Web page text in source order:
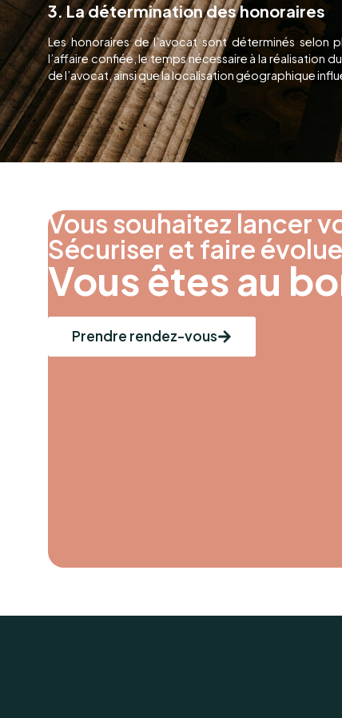
3. La détermination des honoraires
Les honoraires de l’avocat sont déterminés selon
l’affaire confiée, le temps nécessaire à la réalisation
de l’avocat, ainsi que la localisation géographique
Vous souhaitez lancer
Sécuriser et faire
Vous êtes au
Prendre rendez-vous